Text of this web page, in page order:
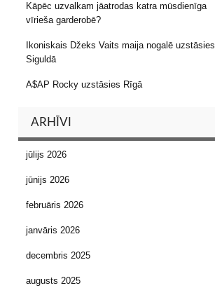
Kāpēc uzvalkam jāatrodas katra mūsdienīga
vīrieša garderobē?
Ikoniskais Džeks Vaits maija nogalē uzstāsies
Siguldā
A$AP Rocky uzstāsies Rīgā
ARHĪVI
jūlijs 2026
jūnijs 2026
februāris 2026
janvāris 2026
decembris 2025
augusts 2025